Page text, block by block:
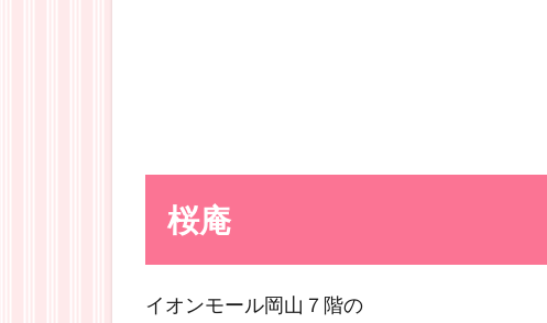
桜庵
イオンモール岡山７階の